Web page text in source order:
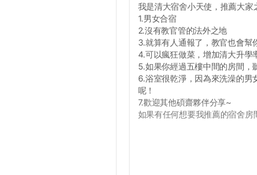
我是清大宿舍小天使，推薦大家
1.男女合宿
2.沒有教官管的法外之地
3.就算有人通報了，教官也會幫
4.可以瘋狂做菜，增加清大升學
5.如果你經過五樓中間的房間，
6.浴室很乾淨，因為來洗澡的男
呢！
7.歡迎其他碩齋夥伴分享~
如果有任何想要我推薦的宿舍房